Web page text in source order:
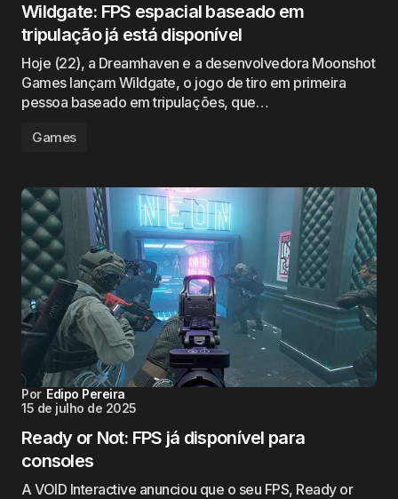
Wildgate: FPS espacial baseado em
tripulação já está disponível
Hoje (22), a Dreamhaven e a desenvolvedora Moonshot
Games lançam Wildgate, o jogo de tiro em primeira
pessoa baseado em tripulações, que…
Games
Por Edipo Pereira
15 de julho de 2025
Ready or Not: FPS já disponível para
consoles
A VOID Interactive anunciou que o seu FPS, Ready or